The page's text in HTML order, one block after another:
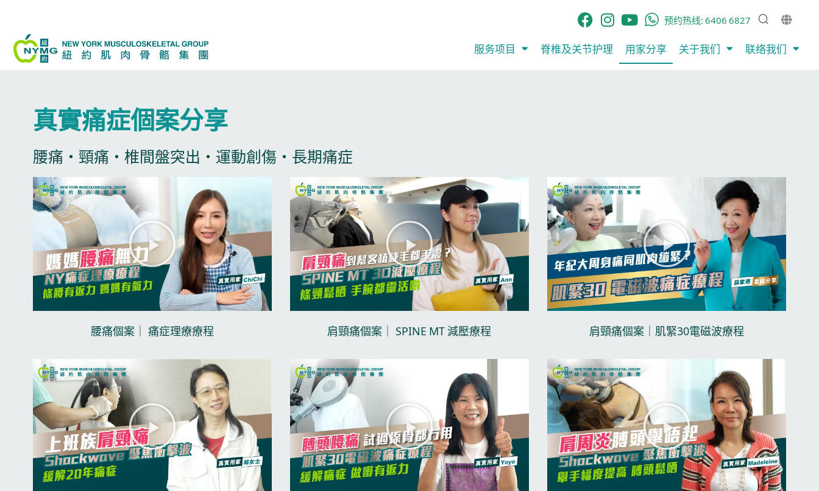
预约热线:6406 6827
服务项目 脊椎及关节护理​ 用家分享​ 关于我们 联络我们
真實痛症個案分享​
腰痛・頸痛・椎間盤突出・運動創傷・長期痛症​
播
放
视
频
腰痛個案｜ 痛症理療療程​
播
放
视
频
肩頸痛個案｜ SPINE MT 減壓療程​
播
放
视
频
肩頸痛個案｜肌緊30電磁波療程​
放
视
频
放
视
频
放
视
频
P
a
g
e
P
a
P
a
e
P
a
P
a
g
e